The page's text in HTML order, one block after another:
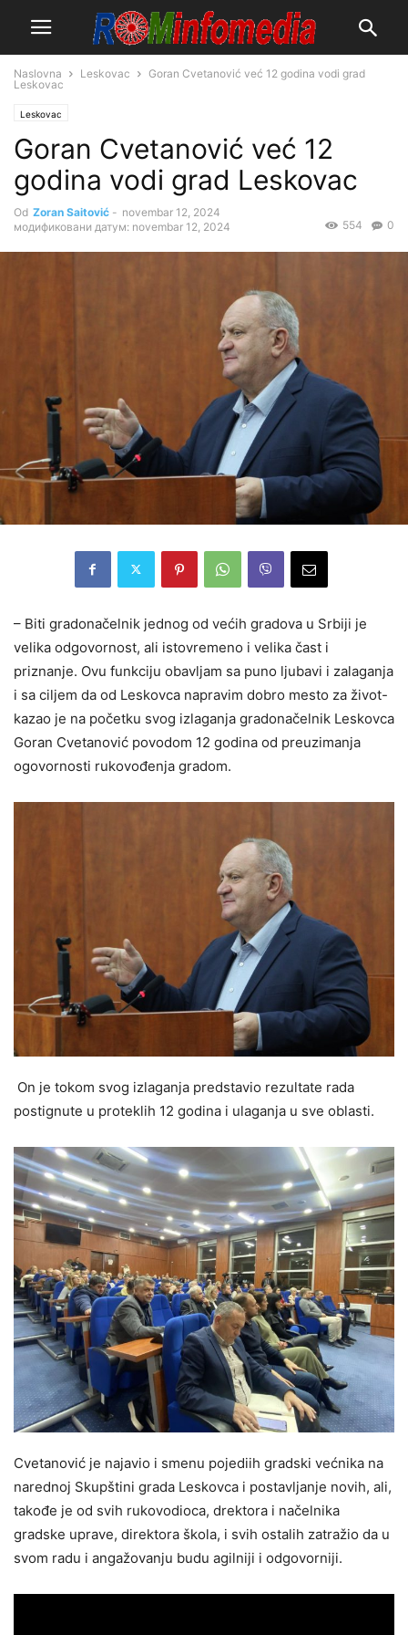
Naslovna Leskovac
Goran Cvetanović već 12 godina vodi grad
Leskovac
Leskovac
Goran Cvetanović već 12
godina vodi grad Leskovac
Od Zoran Saitović - novembar 12, 2024
модификовани датум: novembar 12, 2024
0
554
– Biti gradonačelnik jednog od većih gradova u Srbiji je
velika odgovornost, ali istovremeno i velika čast i
priznanje. Ovu funkciju obavljam sa puno ljubavi i zalaganja
i sa ciljem da od Leskovca napravim dobro mesto za život-
kazao je na početku svog izlaganja gradonačelnik Leskovca
Goran Cvetanović povodom 12 godina od preuzimanja
ogovornosti rukovođenja gradom.
On je tokom svog izlaganja predstavio rezultate rada
postignute u proteklih 12 godina i ulaganja u sve oblasti.
Cvetanović je najavio i smenu pojediih gradski većnika na
narednoj Skupštini grada Leskovca i postavljanje novih, ali,
takođe je od svih rukovodioca, drektora i načelnika
gradske uprave, direktora škola, i svih ostalih zatražio da u
svom radu i angažovanju budu agilniji i odgovorniji.